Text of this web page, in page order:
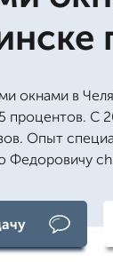
окнами в
процентов. С
Опыт
Федоровичу